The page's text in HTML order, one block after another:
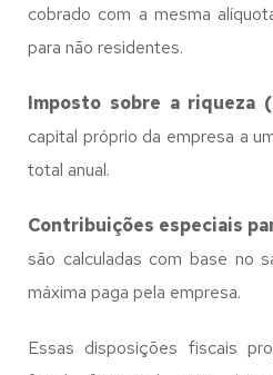
cobrado com a mesma
para não residentes.
Imposto sobre a riqueza
capital próprio da empresa a
total anual.
Contribuições especiais
são calculadas com base no
máxima paga pela empresa.
Essas disposições fiscais